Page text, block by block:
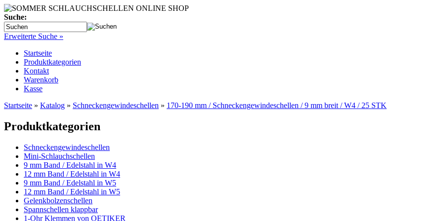
Suche:
Erweiterte Suche »
Startseite
Produktkategorien
Kontakt
Warenkorb
Kasse
Startseite » Katalog » Schneckengewindeschellen » 170-190 mm / Schneckengewindeschellen / 9 mm breit / W4 / 25 STK
Produktkategorien
Schneckengewindeschellen
Mini-Schlauchschellen
9 mm Band / Edelstahl in W4
12 mm Band / Edelstahl in W4
9 mm Band / Edelstahl in W5
12 mm Band / Edelstahl in W5
Gelenkbolzenschellen
Spannschellen klappbar
1-Ohr Klemmen von OETIKER